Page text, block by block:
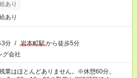
あり
あり
3分 / 岩本町駅から徒歩5分
グ会社
はほとんどありません。※休憩60分。